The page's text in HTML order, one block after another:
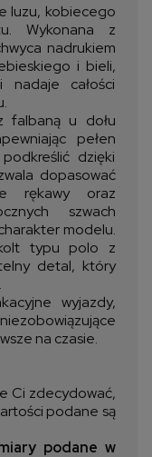
luzu, kobiecego
Wykonana z
nadrukiem
i bieli,
całości
falbaną u dołu
pełen
dzięki
dopasować
rękawy oraz
szwach
modelu.
typu polo z
detal, który
wyjazdy,
na czasie.
Ci zdecydować,
podane są
podane w